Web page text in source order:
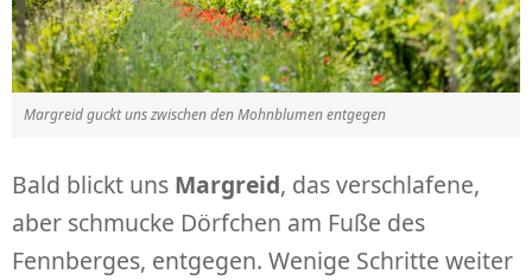
Margreid guckt uns zwischen den Mohnblumen entgegen
Bald blickt uns Margreid, das verschlafene,
aber schmucke Dörfchen am Fuße des
Fennberges, entgegen. Wenige Schritte weiter